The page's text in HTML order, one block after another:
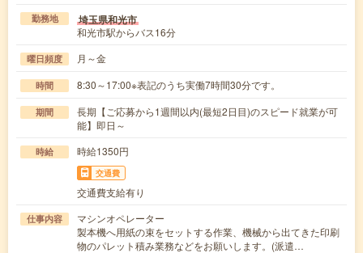
勤務地 埼玉県和光市
和光市駅からバス16分
曜日頻度 月～金
時間 8:30～17:00※表記のうち実働7時間30分です。
期間
長期【ご応募から1週間以内(最短2日目)のスピード就業が可
能】即日～
時給 時給1350円
交通費
交通費支給有り
仕事内容
マシンオペレーター
製本機へ用紙の束をセットする作業、機械から出てきた印刷
物のパレット積み業務などをお願いします。(派遣…